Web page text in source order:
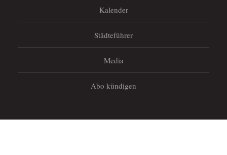
Kalender
Städteführer
Media
Abo kündigen